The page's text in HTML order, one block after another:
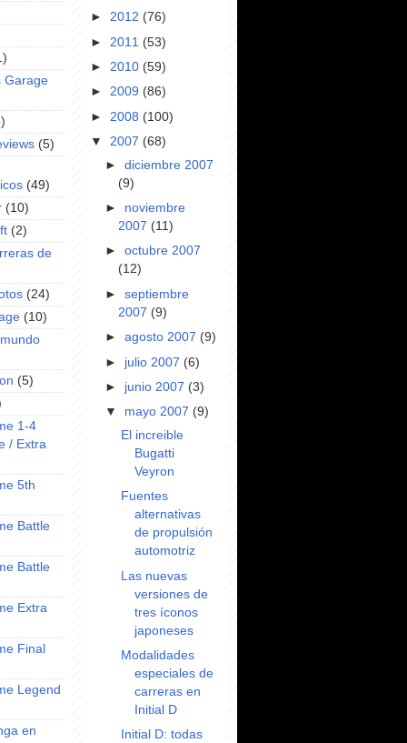
Garage
(5)
(49)
(10)
(2)
de
(24)
(10)
(5)
1-4
/ Extra
5th
Battle
Battle
Extra
Final
Legend
en
► 2012 (76)
► 2011 (53)
► 2010 (59)
► 2009 (86)
► 2008 (100)
▼ 2007 (68)
►diciembre 2007
(9)
► noviembre
2007 (11)
►octubre 2007
(12)
►septiembre
2007 (9)
►agosto 2007 (9)
► julio 2007 (6)
► junio 2007 (3)
▼ mayo 2007 (9)
El increible
Bugatti
Veyron
Fuentes
alternativas
de propulsión
automotriz
Las nuevas
versiones de
tres íconos
japoneses
Modalidades
especiales de
carreras en
Initial D
Initial D: todas